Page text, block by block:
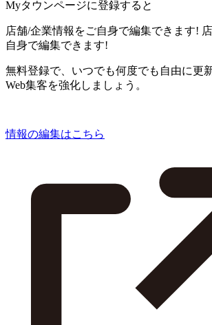
Myタウンページに登録すると
店舗/企業情報をご自身で編集できます!
自身で編集できます!
無料登録で、いつでも何度でも自由に更
Web集客を強化しましょう。
情報の編集はこちら